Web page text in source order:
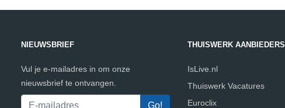
NIEUWSBRIEF
Vul je e-mailadres in om onze
nieuwsbrief te ontvangen.
THUISWERK AANBIEDERS
IsLive.nl
Thuiswerk Vacatures
Euroclix